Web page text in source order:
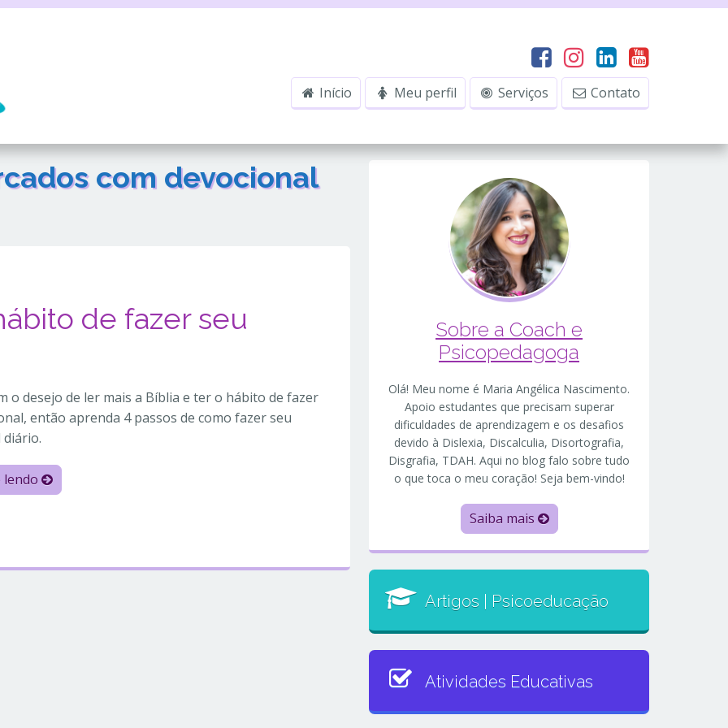
Início Meu perfil Serviços Contato
com devocional
de fazer seu
o desejo de ler mais a Bíblia e ter o hábito de fazer
então aprenda 4 passos de como fazer seu
diário.
lendo
Sobre a Coach e
Psicopedagoga
Olá! Meu nome é Maria Angélica Nascimento.
Apoio estudantes que precisam superar
dificuldades de aprendizagem e os desafios
devido à Dislexia, Discalculia, Disortografia,
Disgrafia, TDAH. Aqui no blog falo sobre tudo
o que toca o meu coração! Seja bem-vindo!
Saiba mais
Artigos | Psicoeducação
Atividades Educativas